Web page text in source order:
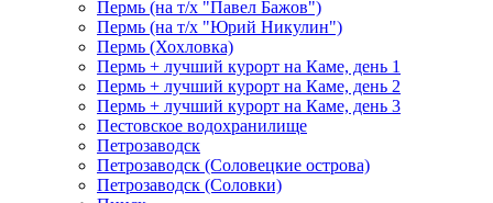
Пермь (на т/х "Павел Бажов")
Пермь (на т/х "Юрий Никулин")
Пермь (Хохловка)
Пермь + лучший курорт на Каме, день 1
Пермь + лучший курорт на Каме, день 2
Пермь + лучший курорт на Каме, день 3
Пестовское водохранилище
Петрозаводск
Петрозаводск (Соловецкие острова)
Петрозаводск (Соловки)